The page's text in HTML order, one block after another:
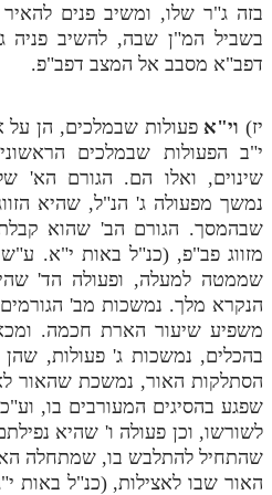
תלמוד עשר הספירות בעיון
תלמוד עשר הספירות חלק א
תע"ס חלק ג' עיון
תלמוד עשר הספירות חלק ד
תלמוד עשר הספירות חלק ה
תלמוד עשר הספירות חלק ו
תלמוד עשר הספירות חלק ז
תלמוד עשר הספירות חלק ח
תלמוד עשר הספירות חלק ט
תלמוד עשר הספירות חלק י
תלמוד עשר הספירות חלק יא
בזה ג"ר שלו, ומשיב פנים
בשביל המ"ן שבה, להשיב
דפב"א מסבב אל המצב דפב"פ.
יז) וי"א פעולות שבמלכים, הן על
י"ב הפעולות שבמלכים
שינוים, ואלו הם. הגורם הא'
נמשך מפעולה ג' הנ"ל, שהיא
שבהמסך. הגורם הב' שהוא
מזווג פב"פ, (כנ"ל באות י"א.
שממטה למעלה, ופעולה הד'
הנקרא מלך. נמשכות מב'
משפיע שיעור הארת חכמה.
בהכלים, נמשכות ג' פעולות,
הסתלקות האור, נמשכת שהאור
שפגע בהסיגים המעורבים בו,
לשורשו, וכן פעולה ו' שהיא
שהתחיל להתלבש בו, שמתחלה
האור שבו לאצילות, (כנ"ל באות